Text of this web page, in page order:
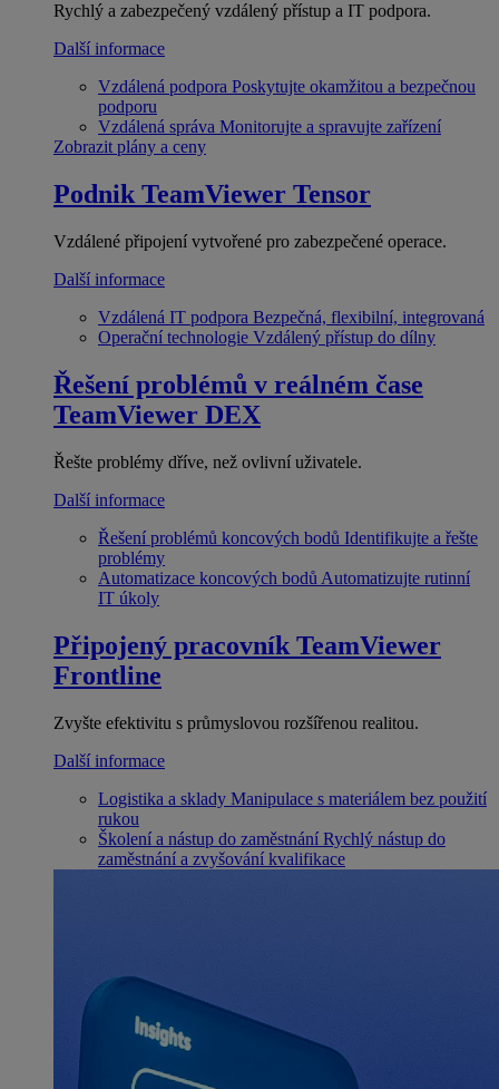
Rychlý a zabezpečený vzdálený přístup a IT podpora.
Další informace
Vzdálená podpora Poskytujte okamžitou a bezpečnou
podporu
Vzdálená správa Monitorujte a spravujte zařízení
Zobrazit plány a ceny
Podnik TeamViewer Tensor
Vzdálené připojení vytvořené pro zabezpečené operace.
Další informace
Vzdálená IT podpora Bezpečná, flexibilní, integrovaná
Operační technologie Vzdálený přístup do dílny
Řešení problémů v reálném čase
TeamViewer DEX
Řešte problémy dříve, než ovlivní uživatele.
Další informace
Řešení problémů koncových bodů Identifikujte a řešte
problémy
Automatizace koncových bodů Automatizujte rutinní
IT úkoly
Připojený pracovník TeamViewer
Frontline
Zvyšte efektivitu s průmyslovou rozšířenou realitou.
Další informace
Logistika a sklady Manipulace s materiálem bez použití
rukou
Školení a nástup do zaměstnání Rychlý nástup do
zaměstnání a zvyšování kvalifikace